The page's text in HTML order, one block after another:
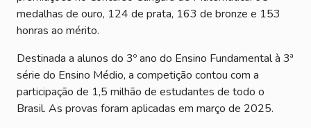
medalhas de ouro, 124 de prata, 163 de bronze e 153
honras ao mérito.
Destinada a alunos do 3º ano do Ensino Fundamental à 3ª
série do Ensino Médio, a competição contou com a
participação de 1,5 milhão de estudantes de todo o
Brasil. As provas foram aplicadas em março de 2025.